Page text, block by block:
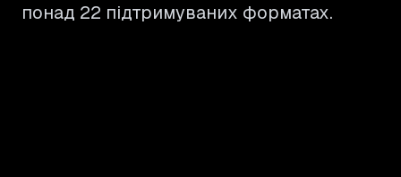
понад 22 підтримуваних форматах.